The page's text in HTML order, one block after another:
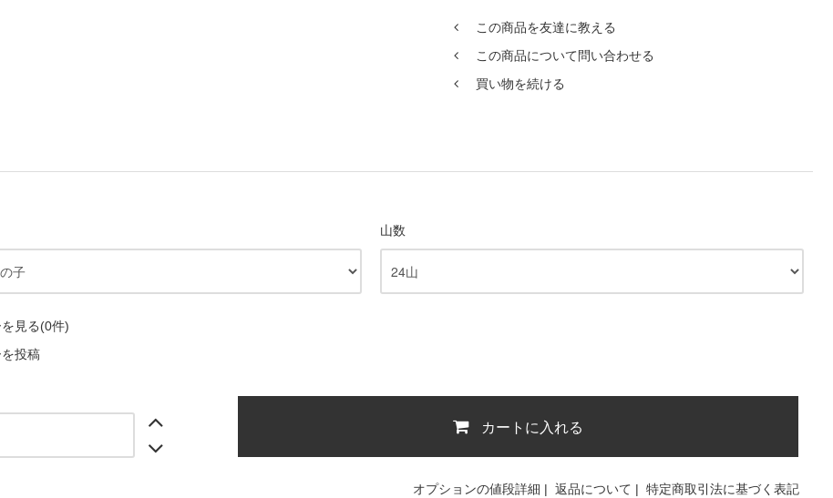
この商品を友達に教える
この商品について問い合わせる
買い物を続ける
山数
見る(0件)
投稿
カートに入れる
オプションの値段詳細 | 返品について | 特定商取引法に基づく表記